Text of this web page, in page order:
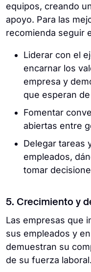
equipos, creando
apoyo. Para las
recomienda seguir
Liderar con el
encarnar los
empresa y
que esperan
Fomentar
abiertas entre
Delegar tareas
empleados,
tomar
5. Crecimiento y
Las empresas que
sus empleados y
demuestran su
de su fuerza laboral.